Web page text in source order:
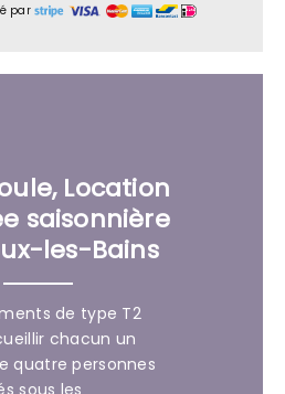
par
Location
saisonnière
les-Bains
de type T2
chacun un
quatre personnes
sous les